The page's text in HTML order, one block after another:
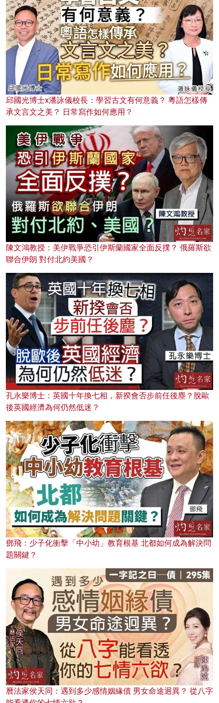
邱國光博士x潘詠儀校長：學習古文有何意義？ 粵語怎樣傳
承文言文之美？ 日常寫作如何應用？
陳文鴻教授：美伊戰爭恐引伊斯蘭國家全面反撲？ 俄羅斯欲
聯合伊朗 對付北約美國？
孔永樂博士：英國十年換七相，新揆會否步前任後塵？脫歐
後英國經濟為何仍然低迷？
鄧飛：少子化衝擊「中小幼」教育根基 北都如何成為解決問
題關鍵？
曆法家侯天同：遇到多少感情姻緣債 男女命途迥異？ 從八字